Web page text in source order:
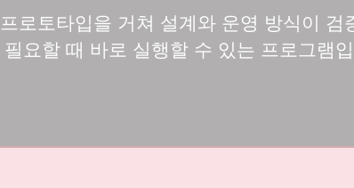
리더AX코칭
십센터
프로토타입을 거쳐 설계와 운영 방식이 검
필요할 때 바로 실행할 수 있는 프로그램